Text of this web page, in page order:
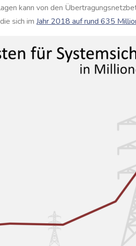
kann von den
sich imJahr 2018 auf rund 635